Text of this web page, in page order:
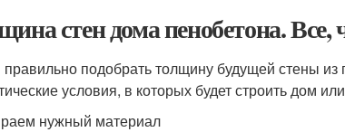
стен дома пенобетона.
подобрать толщину будущей стены из
условия, в которых будет строить дом
нужный материал